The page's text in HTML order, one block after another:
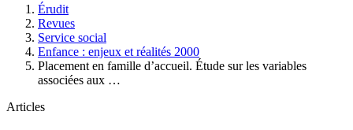
Érudit
Revues
Service social
Enfance : enjeux et réalités 2000
Placement en famille d’accueil. Étude sur les variables
associées aux …
Articles